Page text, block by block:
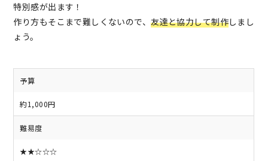
特別感が出ます！
作り方もそこまで難しくないので、友達と協力して制作しまし
ょう。
予算
約1,000円
難易度
★★☆☆☆